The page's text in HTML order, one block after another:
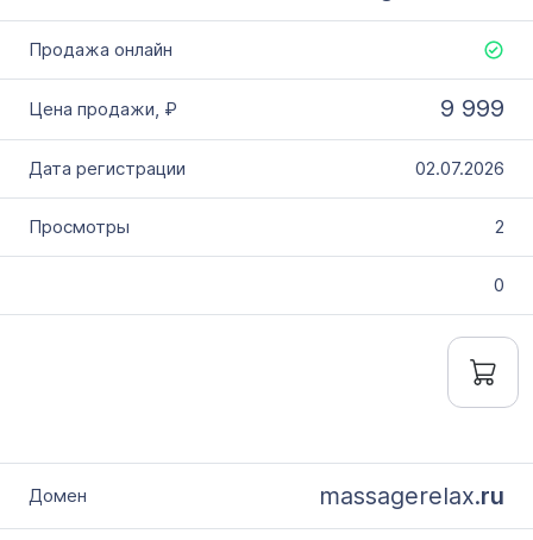
9 999
02.07.2026
2
0
massagerelax.ru